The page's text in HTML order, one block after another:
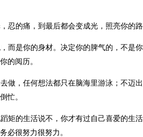
的痛，到最后都会变成光，照亮你的路
是你的身材。决定你的脾气的，不是
的阅历。
，任何想法都只在脑海里游泳；不迈出
忙。
的生活说不，你才有过自己喜爱的生
必很努力很努力。